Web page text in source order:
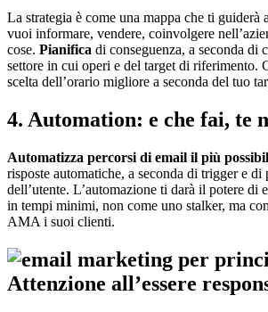
La strategia è come una mappa che ti guiderà
vuoi informare, vendere, coinvolgere
cose. Pianifica di conseguenza, a seconda di
settore in cui operi e del target di riferimento.
scelta dell’orario migliore a seconda del tuo
4. Automation: e che fai, te
Automatizza percorsi di email il più
risposte automatiche, a seconda di trigger e di
dell’utente. L’automazione ti darà il potere di
in tempi minimi, non come uno stalker, ma
AMA i suoi clienti.
Attenzione all’essere